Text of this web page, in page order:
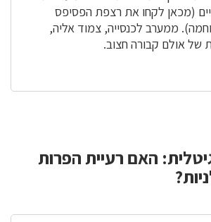
(מכאן לקחו את רצפת הפסיפס
ממערב לכנסייה, צמוד אליה,
אולם קבורה חצוב.
האם רעיית הפרות